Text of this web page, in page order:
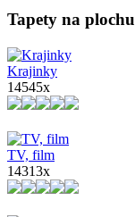
Tapety na plochu
Krajinky
14545x
TV, film
14313x